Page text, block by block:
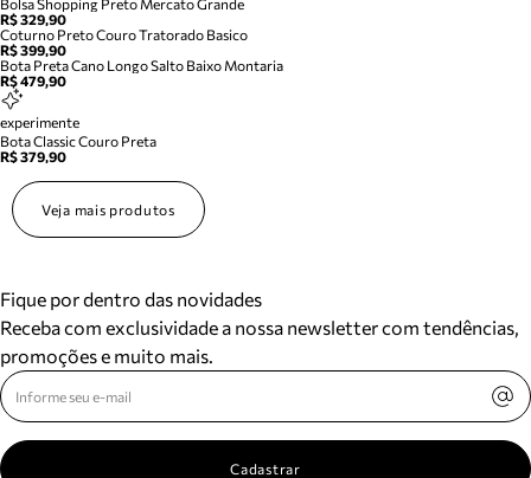
Bolsa Shopping Preto Mercato Grande
R$ 329,90
Coturno Preto Couro Tratorado Basico
R$ 399,90
Bota Preta Cano Longo Salto Baixo Montaria
R$ 479,90
experimente
Bota Classic Couro Preta
R$ 379,90
Veja mais produtos
Fique por dentro das novidades
Receba com exclusividade a nossa newsletter com tendências,
promoções e muito mais.
Cadastrar